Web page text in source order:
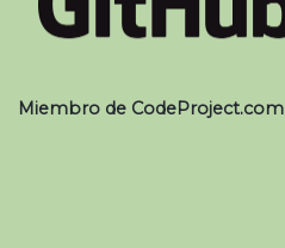
Miembro de CodeProject.com